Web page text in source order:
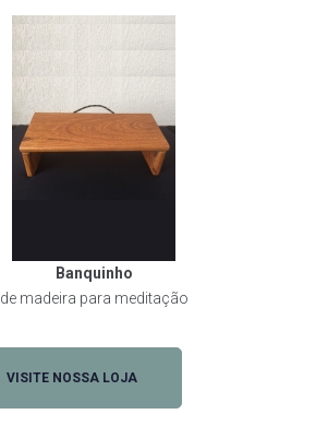
Banquinho
de madeira para meditação
VISITE NOSSA LOJA